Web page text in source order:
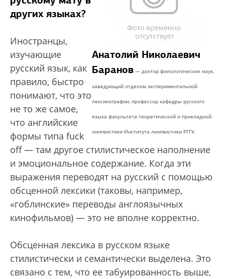
Анатолий Николаевич
Баранов — доктор филологических наук,
заведующий отделом экспериментальной
лексикографии, профессор кафедры русского
языка факультета теоретической и прикладной
лингвистики Института лингвистики РГГУ.
других языках?
Иностранцы,
изучающие
русский язык, как
правило, быстро
понимают, что это
не то же самое,
что английские
формы типа fuck
off — там другое стилистическое наполнение
и эмоциональное содержание. Когда эти
выражения переводят на русский с помощью
обсценной лексики (таковы, например,
«гоблинские» переводы англоязычных
кинофильмов) — это не вполне корректно.
Обсценная лексика в русском языке
стилистически и семантически выделена. Это
связано с тем, что ее табуированность выше,